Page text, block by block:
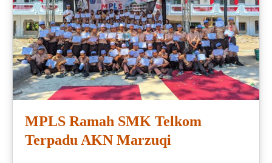
MPLS Ramah SMK Telkom
Terpadu AKN Marzuqi